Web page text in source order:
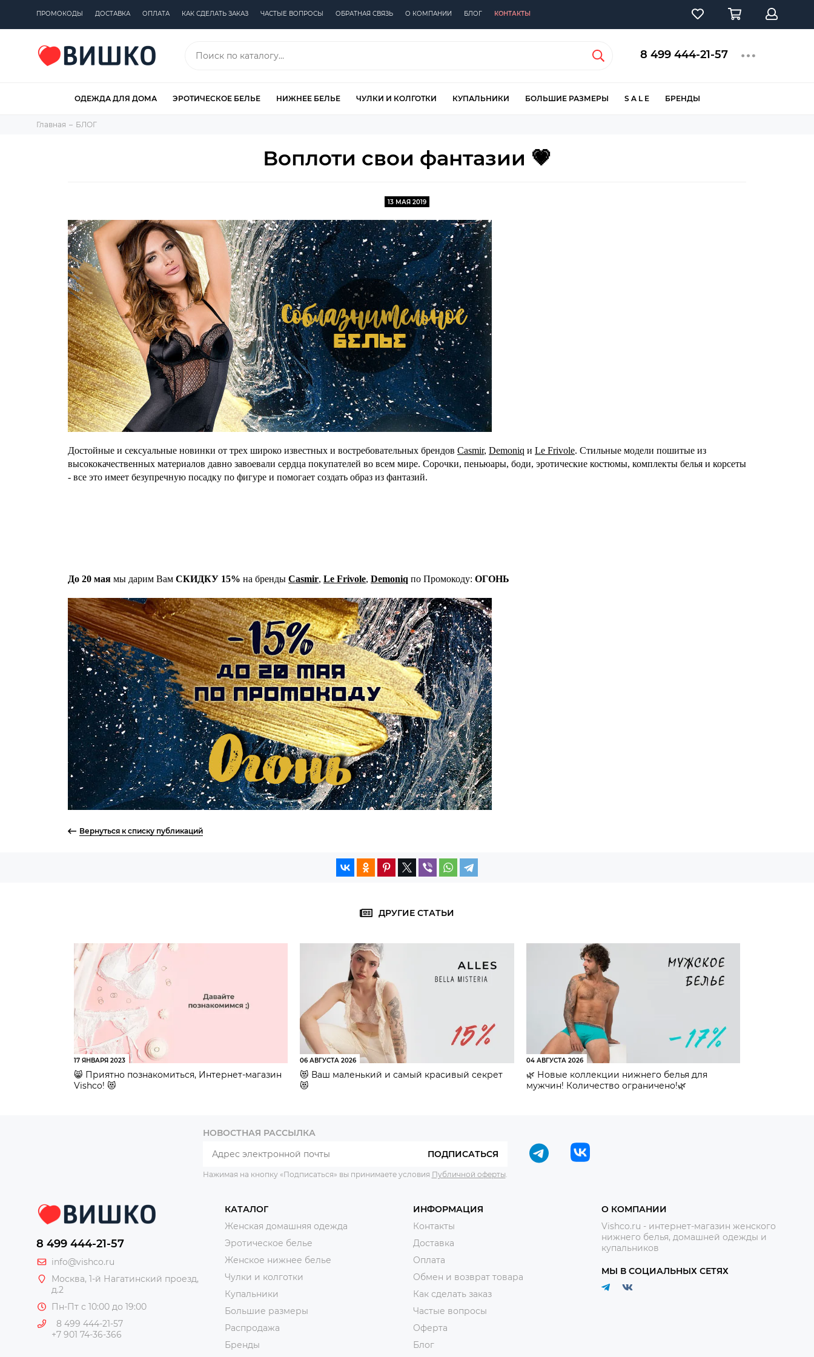
ПРОМОКОДЫ ДОСТАВКА ОПЛАТА КАК СДЕЛАТЬ ЗАКАЗ ЧАСТЫЕ ВОПРОСЫ ОБРАТНАЯ СВЯЗЬ О КОМПАНИИ БЛОГ КОНТАКТЫ
8 499 444-21-57
ОДЕЖДА ДЛЯ ДОМА ЭРОТИЧЕСКОЕ БЕЛЬЕ НИЖНЕЕ БЕЛЬЕ ЧУЛКИ И КОЛГОТКИ КУПАЛЬНИКИ БОЛЬШИЕ РАЗМЕРЫ S A L E БРЕНДЫ
Главная БЛОГ
Воплоти свои фантазии 💗
13 МАЯ 2019
Достойные и сексуальные новинки от трех широко известных и востребовательных брендов Casmir, Demoniq и Le Frivole. Стильные модели пошитые из
высококачественных материалов давно завоевали сердца покупателей во всем мире. Сорочки, пеньюары, боди, эротические костюмы, комплекты белья и корсеты
- все это имеет безупречную посадку по фигуре и помогает создать образ из фантазий.
До 20 мая мы дарим Вам СКИДКУ 15% на бренды Casmir, Le Frivole, Demoniq по Промокоду: ОГОНЬ
Вернуться к списку публикаций
ДРУГИЕ СТАТЬИ
17 ЯНВАРЯ 2023
😸 Приятно познакомиться, Интернет-магазин
Vishco! 😻
06 АВГУСТА 2026
😻 Ваш маленький и самый красивый секрет
😻
04 АВГУСТА 2026
🌿 Новые коллекции нижнего белья для
мужчин! Количество ограничено!🌿
НОВОСТНАЯ РАССЫЛКА
ПОДПИСАТЬСЯ
Нажимая на кнопку «Подписаться» вы принимаете условия Публичной оферты
8 499 444-21-57
info@vishco.ru
Москва, 1-й Нагатинский проезд,
д.2
Пн-Пт с 10:00 до 19:00
8 499 444-21-57
+7 901 74-36-366
КАТАЛОГ
Женская домашняя одежда
Эротическое белье
Женское нижнее белье
Чулки и колготки
Купальники
Большие размеры
Распродажа
Бренды
ИНФОРМАЦИЯ
Контакты
Доставка
Оплата
Обмен и возврат товара
Как сделать заказ
Частые вопросы
Оферта
Блог
О КОМПАНИИ
Vishco.ru - интернет-магазин женского
нижнего белья, домашней одежды и
купальников
МЫ В СОЦИАЛЬНЫХ СЕТЯХ